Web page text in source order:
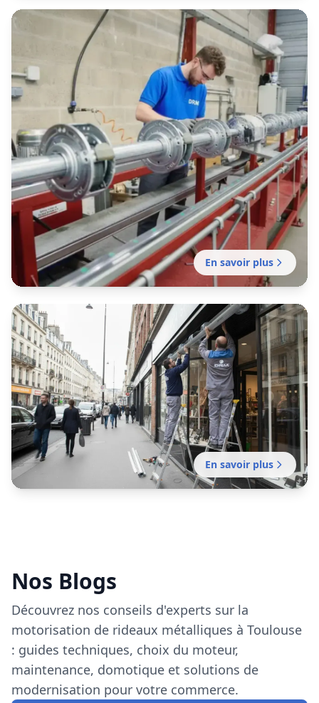
Dépannage rideau métallique
Plaisance-du-Touch
Dépannage professionnel réalisé par notre
établissement local certifiée pour tout
problème de fermeture en métal.
En savoir plus
Entretien rideau métallique
Plaisance-du-Touch
Contrat d'entretien préventif réalisé par notre
établissement local pour garantir le bon
fonctionnement de vos fermetures métalliques.
En savoir plus
Fabrication rideau métallique
En savoir plus